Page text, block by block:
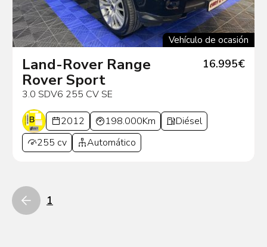
Vehículo de ocasión
Land-Rover Range
Rover Sport
3.0 SDV6 255 CV SE
16.995€
2012 198.000Km
Diésel
255 cv
Automático
1